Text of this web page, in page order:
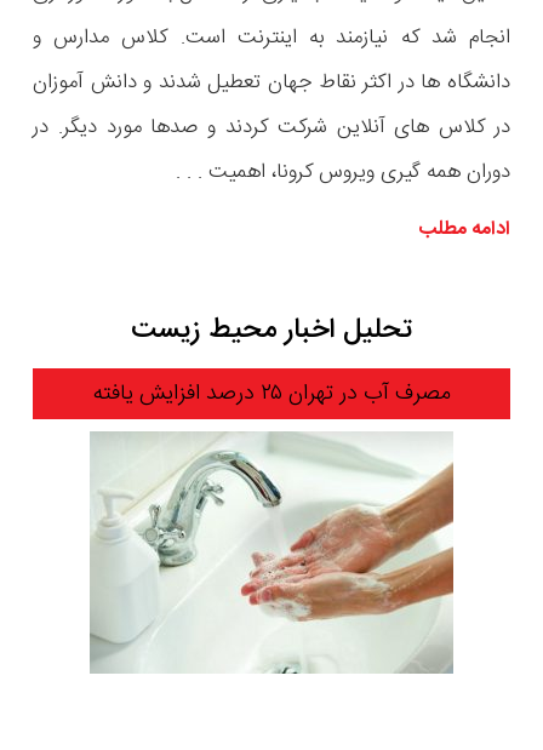
انجام شد که نیازمند به اینترنت است. کلاس مدارس و
دانشگاه ها در اکثر نقاط جهان تعطیل شدند و دانش آموزان
در کلاس های آنلاین شرکت کردند و صدها مورد دیگر. در
دوران همه گیری ویروس کرونا، اهمیت . . .
ادامه مطلب
تحلیل اخبار محیط زیست
مصرف آب در تهران ۲۵ درصد افزایش یافته